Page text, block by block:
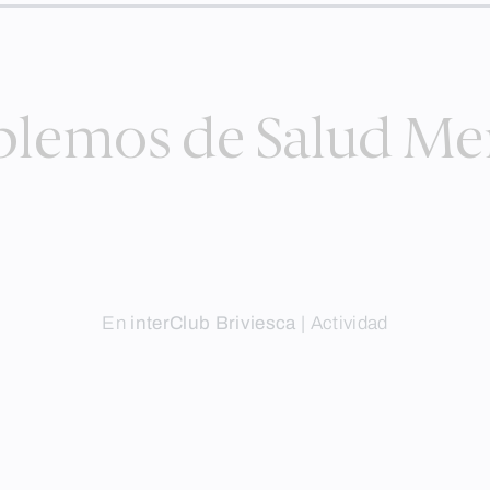
de Salud
En interClub Briviesca Actividad